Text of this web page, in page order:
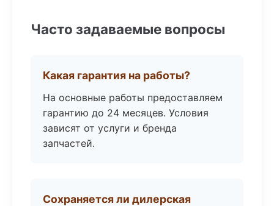
Часто задаваемые вопросы
Какая гарантия на работы?
На основные работы предоставляем
гарантию до 24 месяцев. Условия
зависят от услуги и бренда
запчастей.
Сохраняется ли дилерская